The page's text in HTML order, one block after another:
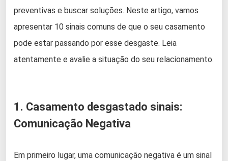
preventivas e buscar soluções. Neste artigo, vamos
apresentar 10 sinais comuns de que o seu casamento
pode estar passando por esse desgaste. Leia
atentamente e avalie a situação do seu relacionamento.
1. Casamento desgastado sinais:
Comunicação Negativa
Em primeiro lugar, uma comunicação negativa é um sinal